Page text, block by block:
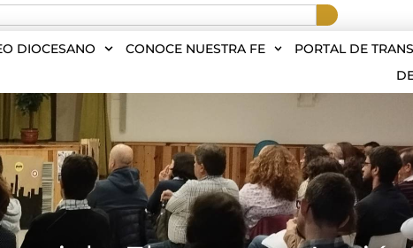
DIOCESANO CONOCE NUESTRA FE PORTAL DE